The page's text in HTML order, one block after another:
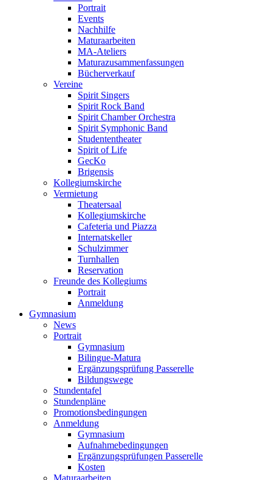
Portrait
Events
Nachhilfe
Maturaarbeiten
MA-Ateliers
Maturazusammenfassungen
Bücherverkauf
Vereine
Spirit Singers
Spirit Rock Band
Spirit Chamber Orchestra
Spirit Symphonic Band
Studententheater
Spirit of Life
GecKo
Brigensis
Kollegiumskirche
Vermietung
Theatersaal
Kollegiumskirche
Cafeteria und Piazza
Internatskeller
Schulzimmer
Turnhallen
Reservation
Freunde des Kollegiums
Portrait
Anmeldung
Gymnasium
News
Portrait
Gymnasium
Bilingue-Matura
Ergänzungsprüfung Passerelle
Bildungswege
Stundentafel
Stundenpläne
Promotionsbedingungen
Anmeldung
Gymnasium
Aufnahmebedingungen
Ergänzungsprüfungen Passerelle
Kosten
Maturaarbeiten